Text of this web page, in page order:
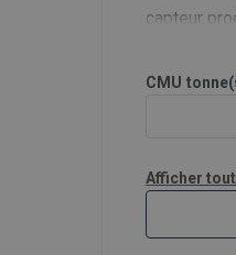
capteur
traction.
La
CMU
Afficher